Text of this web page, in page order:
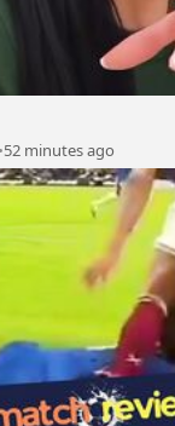
•52 minutes ago